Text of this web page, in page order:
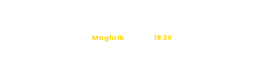
Maghrib
18:20